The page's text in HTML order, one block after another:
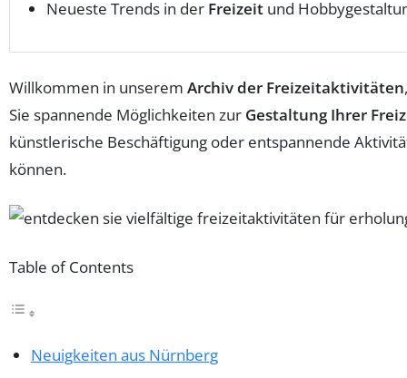
Neueste Trends in der Freizeit und
Willkommen in unserem Archiv der Freizeitaktivitäten
Sie spannende Möglichkeiten zur Gestaltung Ihrer
künstlerische Beschäftigung oder entspannende
können.
Table of Contents
Neuigkeiten aus Nürnberg